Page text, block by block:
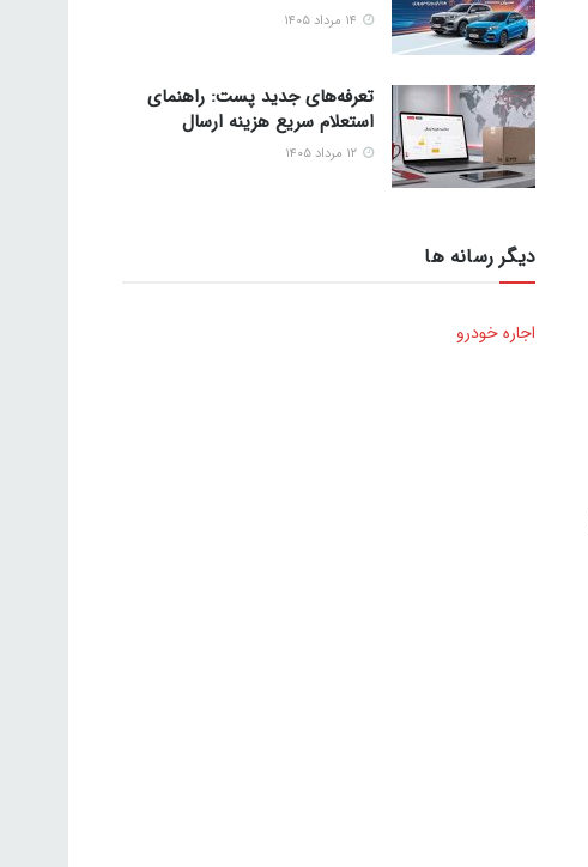
تعرفه‌های جدید پست: راهنمای
استعلام سریع هزینه ارسال
دیگر رسانه ها
اجاره خودرو